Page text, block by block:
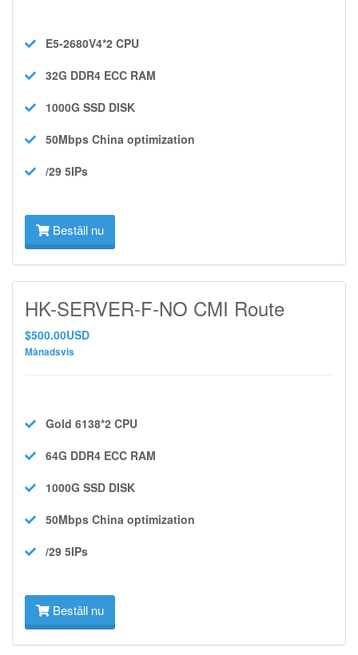
E5-2680V4*2 CPU
32G DDR4 ECC RAM
1000G SSD DISK
50Mbps China optimization
/29 5IPs
Beställ nu
HK-SERVER-F-NO CMI Route
$500.00USD
Månadsvis
Gold 6138*2 CPU
64G DDR4 ECC RAM
1000G SSD DISK
50Mbps China optimization
/29 5IPs
Beställ nu